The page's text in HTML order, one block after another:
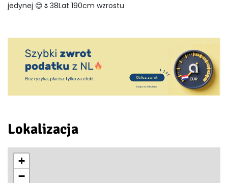
jedynej 😊🌷38Lat 190cm wzrostu
Lokalizacja
+
−